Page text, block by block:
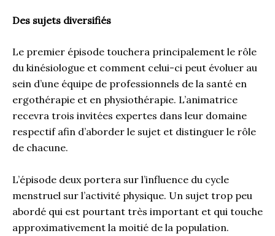
Des sujets diversifiés
Le premier épisode touchera principalement le rôle
du kinésiologue et comment celui-ci peut évoluer au
sein d’une équipe de professionnels de la santé en
ergothérapie et en physiothérapie. L’animatrice
recevra trois invitées expertes dans leur domaine
respectif afin d’aborder le sujet et distinguer le rôle
de chacune.
L’épisode deux portera sur l’influence du cycle
menstruel sur l’activité physique. Un sujet trop peu
abordé qui est pourtant très important et qui touche
approximativement la moitié de la population.